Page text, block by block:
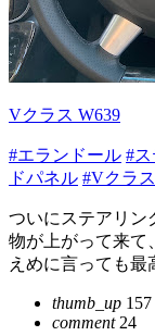
Vクラス W639
#エランドール #
ドパネル #Vクラ
ついにステアリン
物が上がって来て
えめに言っても最
thumb_up 157
comment24